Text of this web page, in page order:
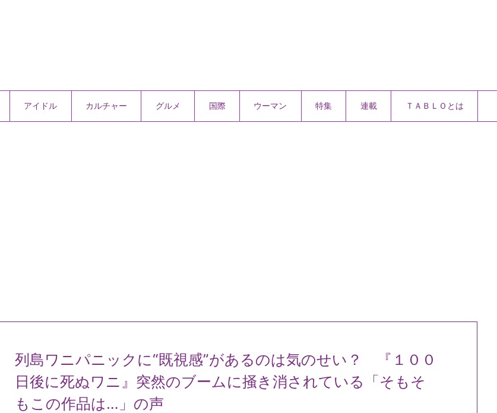
アイドル カルチャー グルメ 国際 ウーマン 特集 連載 ＴＡＢＬＯとは
列島ワニパニックに“既視感”があるのは気のせい？ 『１００
日後に死ぬワニ』突然のブームに掻き消されている「そもそ
もこの作品は…」の声